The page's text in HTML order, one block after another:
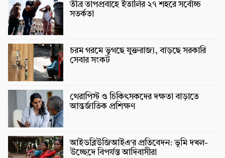
তীব্র তাপপ্রবাহে ইতালির ২৭ শহরে সর্বোচ্চ
সতর্কতা
চরম গরমে ভুগছে যুক্তরাজ্য, বাড়ছে সরকারি
সেবার সংকট
থেরাপিস্ট ও চিকিৎসকদের দক্ষতা বাড়াতে
আন্তর্জাতিক প্রশিক্ষণ
আইডব্লিউজিআইএ’র প্রতিবেদন: ভূমি দখল-
উচ্ছেদে বিপর্যস্ত আদিবাসীরা